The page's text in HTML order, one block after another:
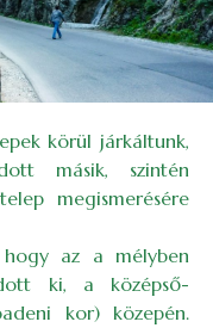
körül járkáltunk,
másik, szintén
megismerésére
az a mélyben
ki, a középső-
kor) közepén.